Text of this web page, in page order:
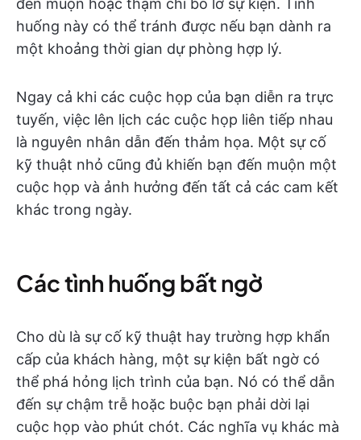
đến muộn hoặc thậm chí bỏ lỡ sự kiện. Tình
huống này có thể tránh được nếu bạn dành ra
một khoảng thời gian dự phòng hợp lý.
Ngay cả khi các cuộc họp của bạn diễn ra trực
tuyến, việc lên lịch các cuộc họp liên tiếp nhau
là nguyên nhân dẫn đến thảm họa. Một sự cố
kỹ thuật nhỏ cũng đủ khiến bạn đến muộn một
cuộc họp và ảnh hưởng đến tất cả các cam kết
khác trong ngày.
Các tình huống bất ngờ
Cho dù là sự cố kỹ thuật hay trường hợp khẩn
cấp của khách hàng, một sự kiện bất ngờ có
thể phá hỏng lịch trình của bạn. Nó có thể dẫn
đến sự chậm trễ hoặc buộc bạn phải dời lại
cuộc họp vào phút chót. Các nghĩa vụ khác mà